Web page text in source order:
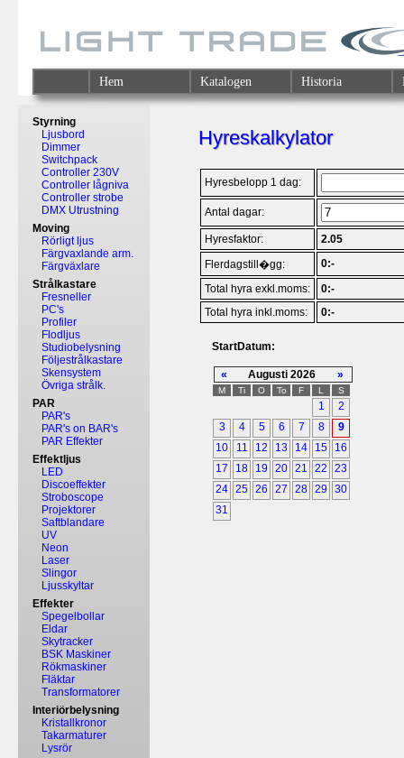
Hem Katalogen Historia
Styrning
Ljusbord
Dimmer
Switchpack
Controller 230V
Controller lågniva
Controller strobe
DMX Utrustning
Moving
Rörligt ljus
Färgvaxlande arm.
Färgväxlare
Strålkastare
Fresneller
PC's
Profiler
Flodljus
Studiobelysning
Följestrålkastare
Skensystem
Övriga strålk.
PAR
PAR's
PAR's on BAR's
PAR Effekter
Effektljus
LED
Discoeffekter
Stroboscope
Projektorer
Saftblandare
UV
Neon
Laser
Slingor
Ljusskyltar
Effekter
Spegelbollar
Eldar
Skytracker
BSK Maskiner
Rökmaskiner
Fläktar
Transformatorer
Interiörbelysning
Kristallkronor
Takarmaturer
Lysrör
Hyreskalkylator
Hyresbelopp 1 dag:
Antal dagar:
Hyresfaktor:
2.05
Flerdagstill�gg:
0:-
Total hyra exkl.moms:
0:-
Total hyra inkl.moms:
0:-
StartDatum:
« Augusti 2026 »
M Ti O To F L S
1
2
3
4 5 6 7 8
9
10
11 12 13 14 15
16
17
18 19 20 21 22
23
24 25 26 27 28 29
30
31